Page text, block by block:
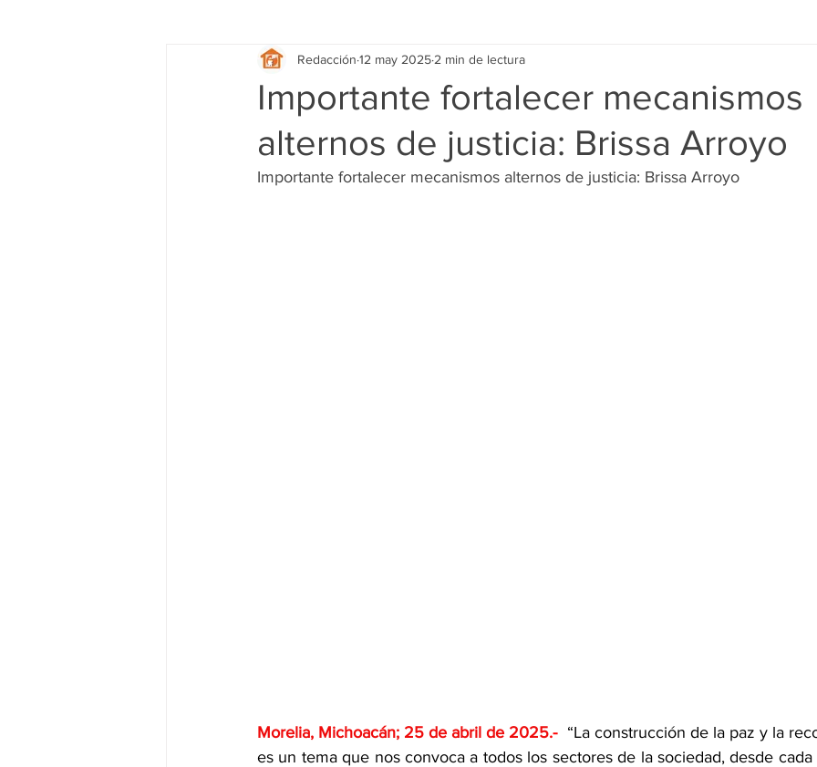
Michoacán Nacionales Sucesos Entretenimiento
Legislativo Seguridad Educación Salud Gobierno Guanajuato Zamora
Importante fortalecer mecanismos
alternos de justicia: Brissa Arroyo
Redacción 12 may 2025 2 min de lectura
Importante fortalecer mecanismos alternos de justicia: Brissa Arroyo
Morelia, Michoacán; 25 de abril de 2025.- “La construcción de la paz y la
es un tema que nos convoca a todos los sectores de la sociedad, desde